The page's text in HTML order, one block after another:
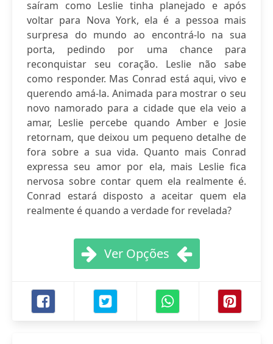
saíram como Leslie tinha planejado e após
voltar para Nova York, ela é a pessoa mais
surpresa do mundo ao encontrá-lo na sua
porta, pedindo por uma chance para
reconquistar seu coração. Leslie não sabe
como responder. Mas Conrad está aqui, vivo e
querendo amá-la. Animada para mostrar o seu
novo namorado para a cidade que ela veio a
amar, Leslie percebe quando Amber e Josie
retornam, que deixou um pequeno detalhe de
fora sobre a sua vida. Quanto mais Conrad
expressa seu amor por ela, mais Leslie fica
nervosa sobre contar quem ela realmente é.
Conrad estará disposto a aceitar quem ela
realmente é quando a verdade for revelada?
Ver Opções